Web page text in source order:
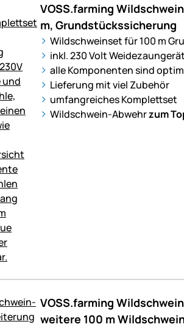
VOSS.farming
m, Grundstückssicherung
Wildschweinset für 100 m
inkl. 230 Volt
alle Komponenten sind
Lieferung mit viel Zubehör
umfangreiches Komplettset
Wildschwein-Abwehrzum
VOSS.farming
weitere 100 m